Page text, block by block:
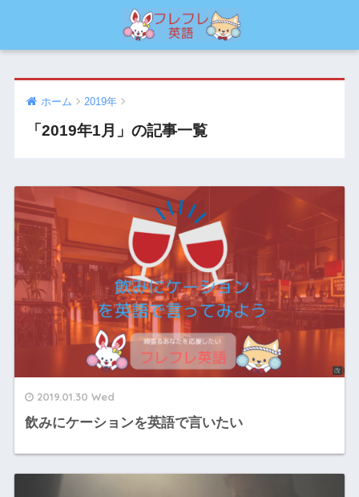
ホーム 2019年
「2019年1月」の記事一覧
2019.01.30 Wed
飲みにケーションを英語で言いたい